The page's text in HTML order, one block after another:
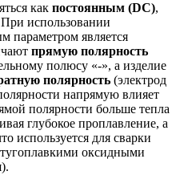
как постоянным (DC),
использовании
параметром является
прямую полярность
полюсу «-», а изделие
полярность (электрод
напрямую влияет
полярности больше тепла
глубокое проплавление, а
используется для сварки
оксидными